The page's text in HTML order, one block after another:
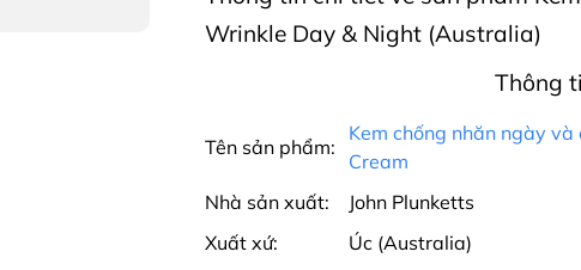
Wrinkle Day & Night (Australia)
Thông
Tên sản phẩm:
Kem chống nhăn ngày
Cream
Nhà sản xuất:
John Plunketts
Xuất xứ:
Úc (Australia)